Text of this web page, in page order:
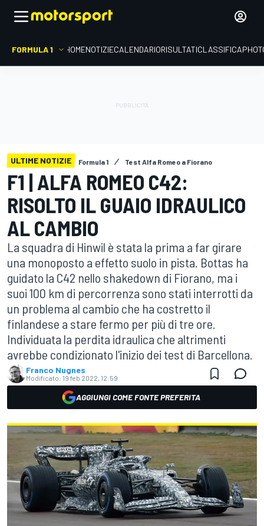
FORMULA 1 HOMENOTIZIECALENDARIORISULTATICLASSIFICA
ULTIME NOTIZIE Formula 1 Test Alfa Romeo a Fiorano
F1 | ALFA ROMEO C42:
RISOLTO IL GUAIO IDRAULICO
AL CAMBIO
La squadra di Hinwil è stata la prima a far girare
una monoposto a effetto suolo in pista. Bottas ha
guidato la C42 nello shakedown di Fiorano, ma i
suoi 100 km di percorrenza sono stati interrotti da
un problema al cambio che ha costretto il
finlandese a stare fermo per più di tre ore.
Individuata la perdita idraulica che altrimenti
avrebbe condizionato l'inizio dei test di Barcellona.
Franco Nugnes
Modificato: 19 feb 2022, 12:59
AGGIUNGI COME FONTE PREFERITA